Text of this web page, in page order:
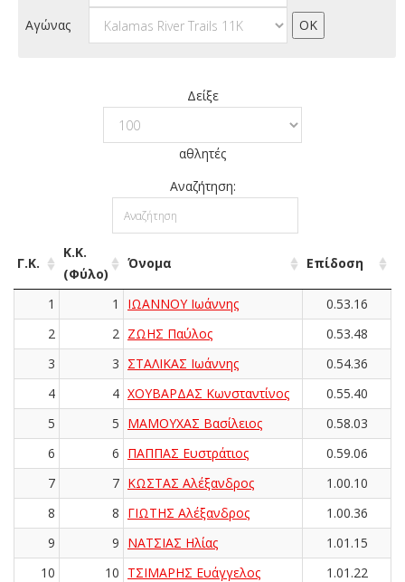
Αγώνας
Δείξε
αθλητές
Αναζήτηση:
Γ.Κ.
Κ.Κ.
(Φύλο)
Όνομα Επίδοση
1 1 ΙΩΑΝΝΟΥ Ιωάννης
0.53.16
2
2 ΖΩΗΣ Παύλος
0.53.48
3
3 ΣΤΑΛΙΚΑΣ Ιωάννης
0.54.36
4
4 ΧΟΥΒΑΡΔΑΣ Κωνσταντίνος
0.55.40
5
5 ΜΑΜΟΥΧΑΣ Βασίλειος
0.58.03
6
6 ΠΑΠΠΑΣ Ευστράτιος
0.59.06
7
7 ΚΩΣΤΑΣ Αλέξανδρος
1.00.10
8
8 ΓΙΩΤΗΣ Αλέξανδρος
1.00.36
9
9 ΝΑΤΣΙΑΣ Ηλίας
1.01.15
10
10 ΤΣΙΜΑΡΗΣ Ευάγγελος
1.01.22